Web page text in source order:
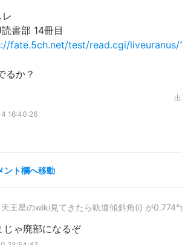
書部 14冊目
fate.5ch.net/test/read.cgi/
るか？
16:40:26
ント欄へ移動
王星のwiki見てきたら軌道傾斜角(i) が0.774°
じゃ廃部になるぞ